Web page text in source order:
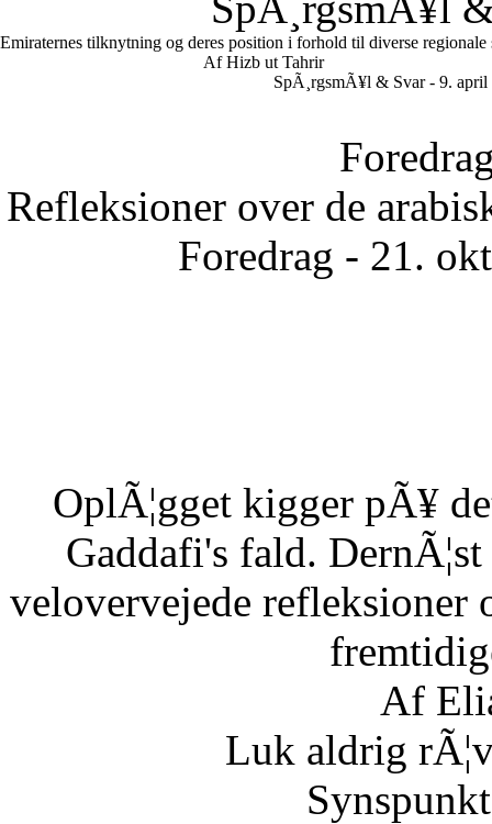
Emiraternes tilknytning og deres position i forhold til diverse regionale
Af Hizb ut Tahrir
SpÃ¸rgsmÃ¥l & Svar - 9. april
Refleksioner over de
Foredrag - 21.
OplÃ¦gget kigger pÃ¥
Gaddafi's fald.
velovervejede refleksioner
Af
Luk aldrig